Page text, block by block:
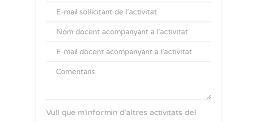
Vull que m'informin d'altres activitats del